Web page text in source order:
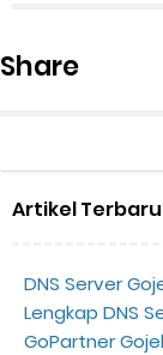
Share
Artikel Terbaru
DNS Server
Lengkap DNS
GoPartner